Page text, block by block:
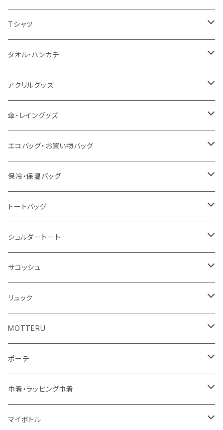
扇風機
うちわ
猛暑グッズ
冷感グッズ
Tシャツ
カスタムプリントTシャツ（国内プリント）
イージーオーダーTシャツ（海外生産）
タオル・ハンカチ
名入れタオル
今治タオル
泉州おくばりタオル
冷感タオル
ハンカチ
アクリルグッズ
キーホルダー
スタンド
バッジ
ライティングスタンド
アクリル雑貨
傘・レイングッズ
傘
ポンチョ
エコバッグ・お買い物バッグ
ポリエステル
フェアトレードコットン
ジュートコットン
キャンパス
不織布
コットン
保冷・保温バッグ
キャンパス
デニム
ポリエステル
不織布
トートバッグ
オーガニックコットン
シーチング
10oz
フェアトレードコットン
コットンリネン
ジュートコットン
再生ファブリック
コットン
5oz
キャンパス
ショルダートート
オーガニックコットン
コットンリネン
再生ファブリック
5oz
10oz
コットン
シーチング
キャンパス
10oz
デニム
サコッシュ
オーガニックコットン
フェアトレードコットン
ジュートコットン
再生ファブリック
5oz
コットン
リュック
コットン
5oz
デニム
ポリエステル
不織布
MOTTERU
お買い物バッグ
ボトル
タンブラー
ポーチ
オーガニックコットン
フェアトレードコットン
巾着・ラッピング巾着
コットン
マイボトル